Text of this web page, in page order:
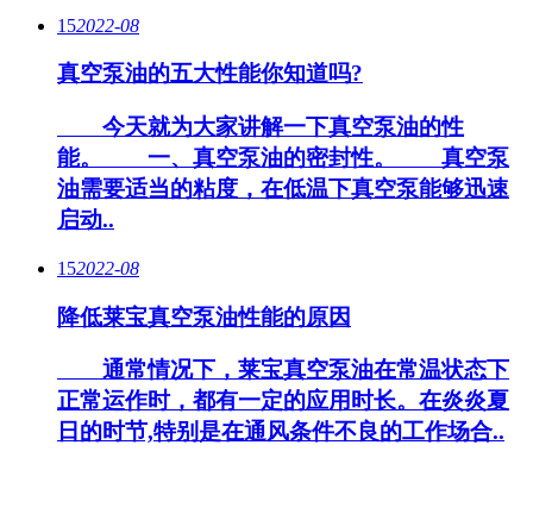
152022-08
真空泵油的五大性能你知道吗?
今天就为大家讲解一下真空泵油的性
能。 一、真空泵油的密封性。 真空泵
油需要适当的粘度，在低温下真空泵能够迅速
启动..
152022-08
降低莱宝真空泵油性能的原因
通常情况下，莱宝真空泵油在常温状态下
正常运作时，都有一定的应用时长。在炎炎夏
日的时节,特别是在通风条件不良的工作场合..